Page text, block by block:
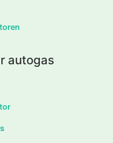
autogas